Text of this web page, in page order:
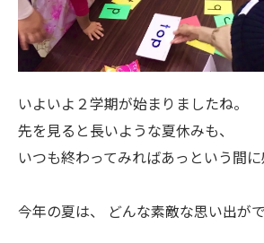
いよいよ２学期が始まりましたね。
先を見ると長いような夏休みも、
いつも終わってみればあっという間に
今年の夏は、 どんな素敵な思い出が